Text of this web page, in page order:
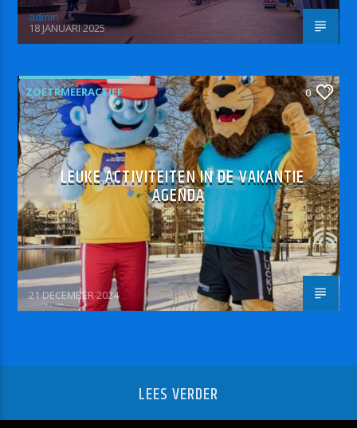
admin
18 JANUARI 2025
ZOETRMEERACTIEF 0
LEUKE ACTIVITEITEN IN DE VAKANTIE
AGENDA
21 DECEMBER 2024
LEES VERDER